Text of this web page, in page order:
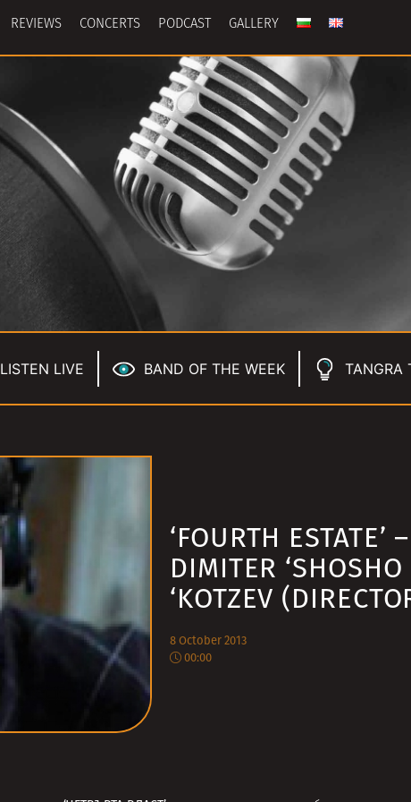
REVIEWS CONCERTS PODCAST GALLERY
LISTEN LIVE BAND OF THE WEEK TANGRA
‘FOURTH ESTATE’ –
DIMITER ‘SHOSHO
‘KOTZEV
8 October 2013
00:00